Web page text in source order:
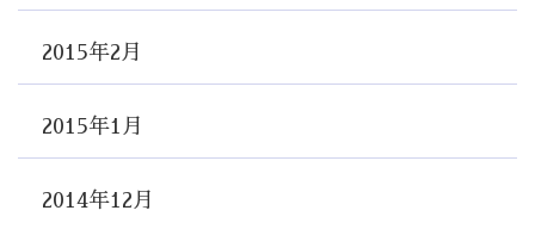
2015年2月
2015年1月
2014年12月